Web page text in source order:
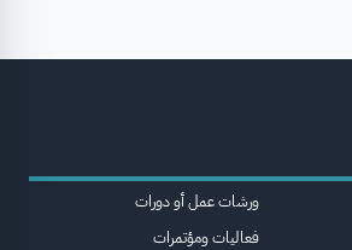
ورشات عمل أو دورات
فعاليات ومؤتمرات